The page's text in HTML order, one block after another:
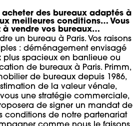
acheter des bureaux adaptés à
meilleures conditions… Vous
à vendre vos bureaux…
un bureau à Paris. Vos raisons
: déménagement envisagé
plus spacieux en banlieue ou
de bureaux à Paris. Primm,
de bureaux depuis 1986,
de la valeur vénale,
une stratégie commerciale,
de signer un mandat de
conditions de notre partenariat